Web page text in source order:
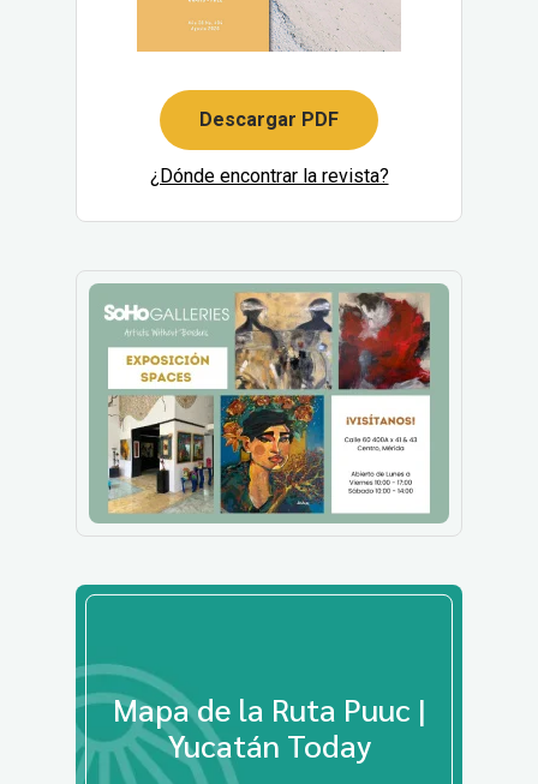
Descargar PDF
¿Dónde encontrar la revista?
Mapa de la Ruta Puuc |
Yucatán Today